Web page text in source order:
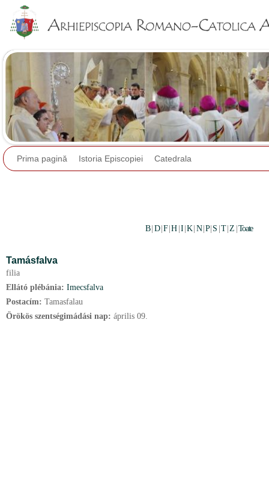
Prima pagină Istoria Episcopiei Catedrala
B D F |H I |K N |P S T |Z Toate
Tamásfalva
filia
Ellátó plébánia: Imecsfalva
Postacím: Tamasfalau
Örökös szentségimádási nap: április 09.